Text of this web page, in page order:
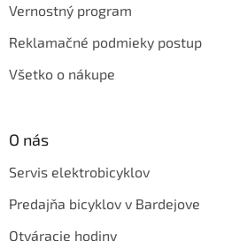
Vernostný program
Reklamačné podmieky postup
Všetko o nákupe
O nás
Servis elektrobicyklov
Predajňa bicyklov v Bardejove
Otváracie hodiny